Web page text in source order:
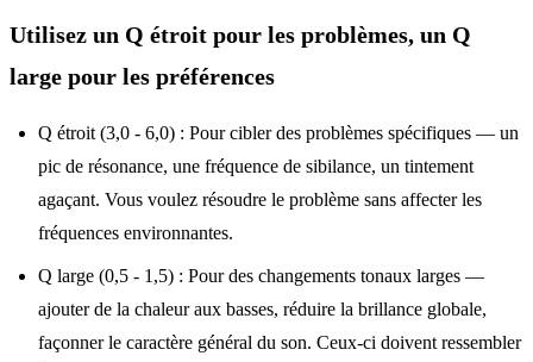
Utilisez un Q étroit pour les problèmes, un Q
large pour les préférences
Q étroit (3,0 - 6,0) : Pour cibler des problèmes spécifiques — un
pic de résonance, une fréquence de sibilance, un tintement
agaçant. Vous voulez résoudre le problème sans affecter les
fréquences environnantes.
Q large (0,5 - 1,5) : Pour des changements tonaux larges —
ajouter de la chaleur aux basses, réduire la brillance globale,
façonner le caractère général du son. Ceux-ci doivent ressembler